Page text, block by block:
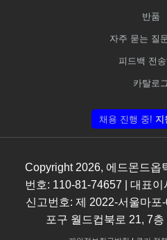
반품
자주 묻는 질
피드백 전
카탈로그
채용 진행 중! 지
Copyright 2026, 에드몬드옵
번호: 110-81-74657 | 대표
신고번호: 제 2022-서울마포
포구 월드컵북로 21, 7